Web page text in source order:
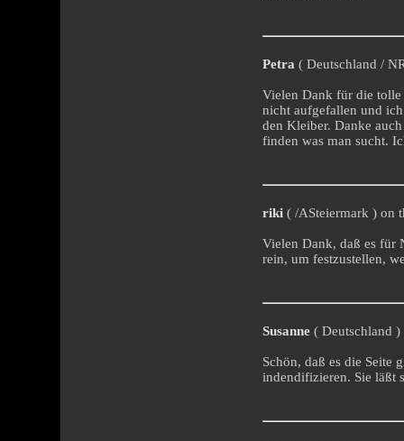
Petra ( Deutschland /
Vielen Dank für die tolle
nicht aufgefallen und
den Kleiber. Danke
finden was man sucht.
riki ( /ASteiermark ) on
Vielen Dank, daß es für
rein, um festzustellen,
Susanne ( Deutschland
Schön, daß es die Seite
indendifizieren. Sie läßt